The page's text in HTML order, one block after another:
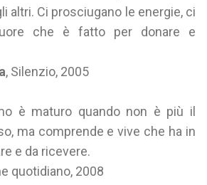
altri. Ci prosciugano le energie, ci
che è fatto per donare e
, Silenzio, 2005
è maturo quando non è più il
ma comprende e vive che ha in
e da ricevere.
quotidiano, 2008